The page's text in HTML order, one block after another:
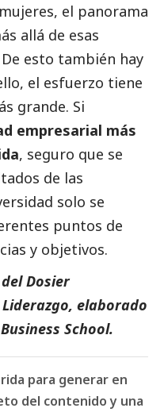
el panorama
allá de esas
esto también hay
el esfuerzo tiene
grande. Si
empresarial más
, seguro que se
de las
solo se
puntos de
y objetivos.
Dosier
, elaborado
School.
para generar en
del contenido y una